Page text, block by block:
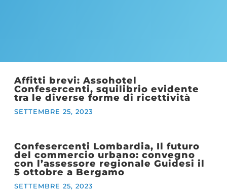
Affitti brevi: Assohotel
Confesercenti, squilibrio evidente
tra le diverse forme di ricettività
SETTEMBRE 25, 2023
Confesercenti Lombardia, Il futuro
del commercio urbano: convegno
con l’assessore regionale Guidesi il
5 ottobre a Bergamo
SETTEMBRE 25, 2023